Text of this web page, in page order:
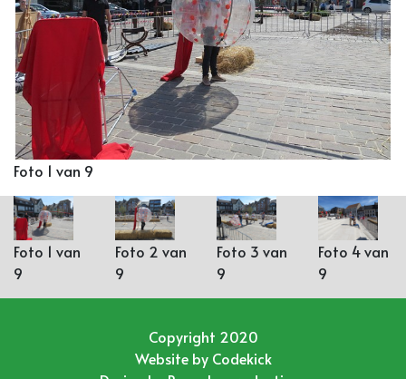
Foto 1 van 9
Foto 1 van
9
Foto 2 van
9
Foto 3 van
9
Foto 4 van
9
Copyright 2020
Website by Codekick